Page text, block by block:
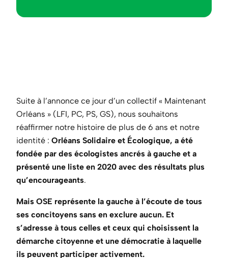
Suite à l’annonce ce jour d’un collectif « Maintenant
Orléans » (LFI, PC, PS, GS), nous souhaitons
réaffirmer notre histoire de plus de 6 ans et notre
identité : Orléans Solidaire et Écologique, a été
fondée par des écologistes ancrés à gauche et a
présenté une liste en 2020 avec des résultats plus
qu’encourageants.
Mais OSE représente la gauche à l’écoute de tous
ses concitoyens sans en exclure aucun. Et
s’adresse à tous celles et ceux qui choisissent la
démarche citoyenne et une démocratie à laquelle
ils peuvent participer activement.